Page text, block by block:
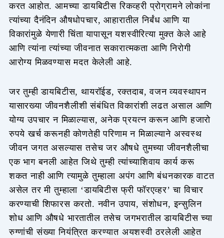
करत आहोत. आमच्या डायबिटीस रिकव्हरी प्रोग्रामने लोकांना
त्यांच्या दैनंदिन औषधोपचार, आहारातील निर्बंध आणि या
विकारांमुळे येणारी चिंता यापासून यशस्वीरित्या मुक्त केले आहे
आणि त्यांना त्यांच्या जीवनात सकारात्मकता आणि निरोगी
आरोग्य मिळवण्यास मदत केलेली आहे.
जर तुम्ही डायबिटीस, थायरॉईड, रक्तदाब, वजन व्यवस्थापन
यासारख्या जीवनशैलीशी संबंधित विकारांशी लढत असाल आणि
योग्य उपचार न मिळाल्यास, अनेक प्रयत्न करून आणि हजारो
रुपये खर्च करूनही कोणतेही परिणाम न मिळाल्याने अस्वस्थ
जीवन जगत असल्यास तसेच जर औषधे तुमच्या जीवनशैलीचा
एक भाग बनली आहेत जिथे तुम्ही त्यांच्याशिवाय कार्य करू
शकत नाही आणि त्यामुळे तुम्हाला अपंग आणि बंधनकारक वाटत
असेल तर मी तुम्हाला ‘डायबिटीस फ्री फॉरएव्हर’ चा विचार
करण्याची शिफारस करतो. नवीन उपाय, संशोधन, इन्सुलिन
शोध आणि औषधे भारतातील तसेच जगभरातील डायबिटीस च्या
रुग्णांची संख्या नियंत्रित करण्यात अयशस्वी ठरलेली आहेत